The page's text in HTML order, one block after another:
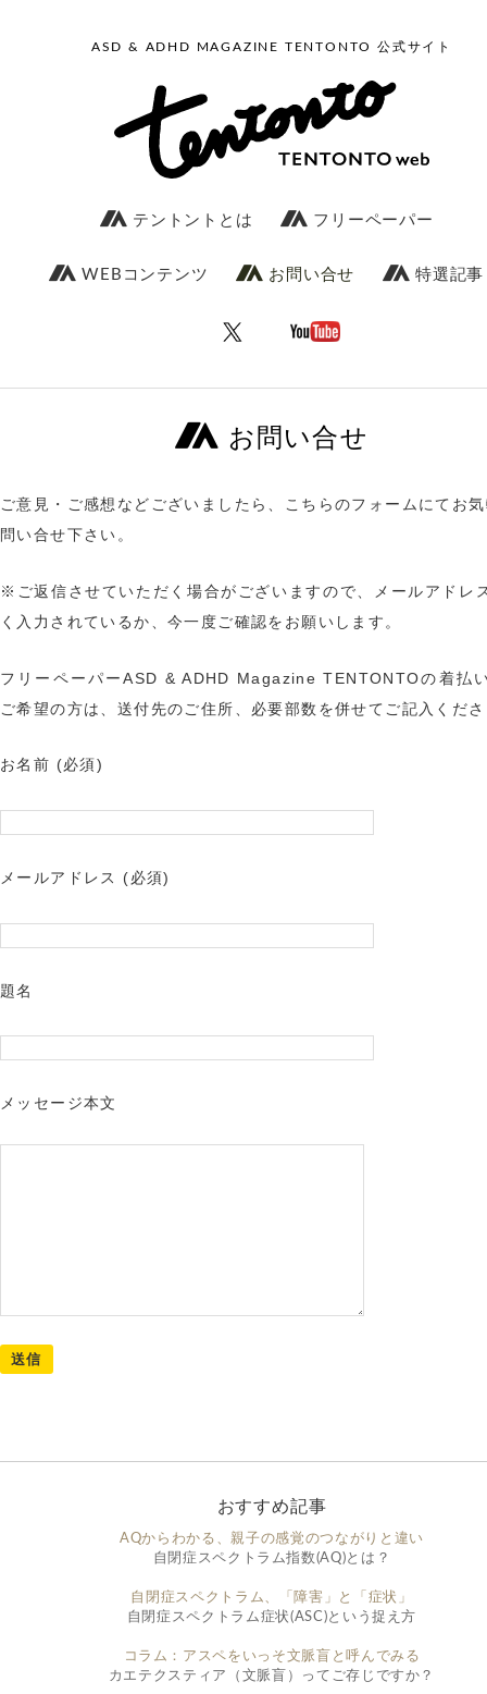
ASD & ADHD MAGAZINE TENTONTO 公式サイト
テントントとは フリーペーパー
WEBコンテンツ お問い合せ 特選記事
お問い合せ
ご意見・ご感想などございましたら、こちらのフォームにてお
問い合せ下さい。
※ご返信させていただく場合がございますので、メールアドレ
く入力されているか、今一度ご確認をお願いします。
フリーペーパーASD & ADHD Magazine TENTONTOの着払
ご希望の方は、送付先のご住所、必要部数を併せてご記入くだ
お名前 (必須)
メールアドレス (必須)
題名
メッセージ本文
おすすめ記事
AQからわかる、親子の感覚のつながりと違い
自閉症スペクトラム指数(AQ)とは？
自閉症スペクトラム、「障害」と「症状」
自閉症スペクトラム症状(ASC)という捉え方
コラム：アスペをいっそ文脈盲と呼んでみる
カエテクスティア（文脈盲）ってご存じですか？